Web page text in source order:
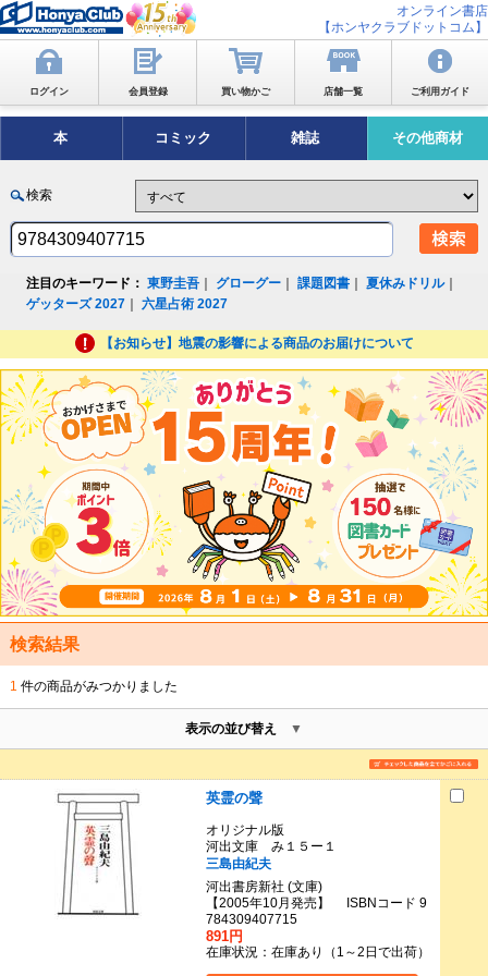
オンライン書店
【ホンヤクラブドットコム】
ログイン 会員登録 買い物かご 店舗一覧 ご利用ガイド
本 コミック 雑誌 その他商材
検索
注目のキーワード： 東野圭吾 グローグー ｜課題図書 ｜夏休みドリル｜
ゲッターズ 2027 ｜六星占術 2027
【お知らせ】地震の影響による商品のお届けについて
検索結果
1 件の商品がみつかりました
表示の並び替え
英霊の聲
オリジナル版
河出文庫 み１５ー１
三島由紀夫
河出書房新社 (文庫)
【2005年10月発売】 ISBNコード 9
784309407715
891円
在庫状況：在庫あり（1～2日で出荷）